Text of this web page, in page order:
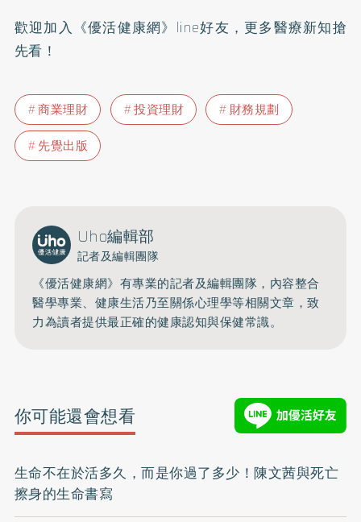
歡迎加入 《優活健康網》line好友 ，更多醫療新知搶
先看！
商業理財 投資理財
財務規劃
先覺出版
Uho編輯部
記者及編輯團隊
《優活健康網》有專業的記者及編輯團隊，內容整合
醫學專業、健康生活乃至關係心理學等相關文章，致
力為讀者提供最正確的健康認知與保健常識。
你可能還會想看
生命不在於活多久，而是你過了多少！陳文茜與死亡
擦身的生命書寫